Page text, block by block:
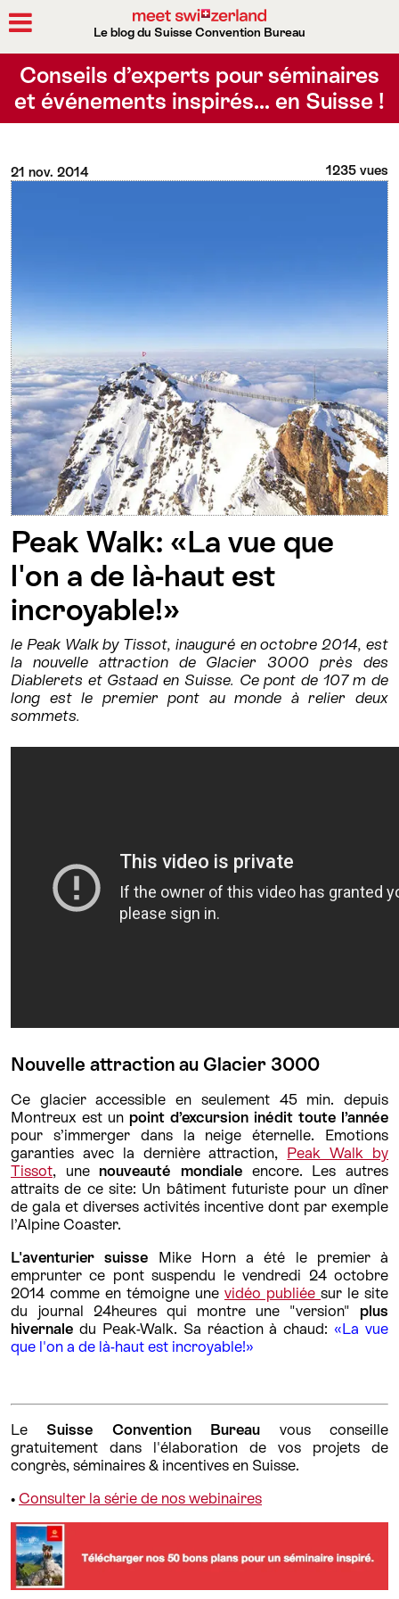
Le blog du Suisse Convention Bureau
Conseils d’experts pour séminaires
et événements inspirés… en Suisse !
21 nov. 2014 1235 vues
Peak Walk: «La vue que
l'on a de là-haut est
incroyable!»
le Peak Walk by Tissot, inauguré en octobre 2014, est
la nouvelle attraction de Glacier 3000 près des
Diablerets et Gstaad en Suisse. Ce pont de 107 m de
long est le premier pont au monde à relier deux
sommets.
Nouvelle attraction au Glacier 3000
Ce glacier accessible en seulement 45 min. depuis
Montreux est un point d’excursion inédit toute l’année
pour s’immerger dans la neige éternelle. Emotions
garanties avec la dernière attraction, Peak Walk by
Tissot, une nouveauté mondiale encore. Les autres
attraits de ce site: Un bâtiment futuriste pour un dîner
de gala et diverses activités incentive dont par exemple
l’Alpine Coaster.
L'aventurier suisse Mike Horn a été le premier à
emprunter ce pont suspendu le vendredi 24 octobre
2014 comme en témoigne une vidéo publiée sur le site
du journal 24heures qui montre une "version" plus
hivernale du Peak-Walk. Sa réaction à chaud:«La vue
que l'on a de là-haut est incroyable!»
Le Suisse Convention Bureau vous conseille
gratuitement dans l'élaboration de vos projets de
congrès, séminaires & incentives en Suisse.
• Consulter la série de nos webinaires